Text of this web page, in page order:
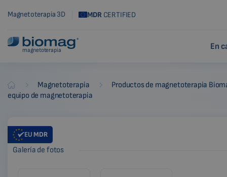
Magnetoterapia 3D MDRCERTIFIED
magnetoterapia En
Biomag Magnetoterapia
Productos de magnetoterapia
equipo de magnetoterapia
EUMDR
Galería de fotos